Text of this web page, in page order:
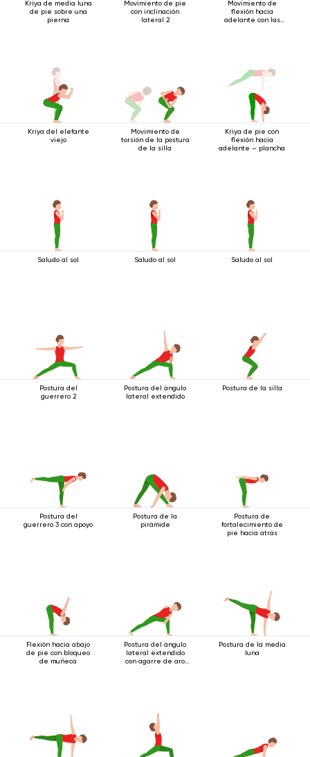
Kriya de media luna
de pie sobre una
pierna
Movimiento de pie
con inclinación
lateral 2
Movimiento de
flexión hacia
adelante con las
Kriya del elefante
viejo
Movimiento de
torsión de la postura
de la silla
Kriya de pie con
flexión hacia
adelante – plancha
Saludo al sol Saludo al sol Saludo al sol
Postura del
guerrero 2
Postura del ángulo
lateral extendido
Postura de la silla
Postura del
guerrero 3 con apoyo
Postura de la
pirámide
Postura de
fortalecimiento de
pie hacia atrás
Flexión hacia abajo
de pie con bloqueo
de muñeca
Postura del ángulo
lateral extendido
con agarre de aro
Postura de la media
luna